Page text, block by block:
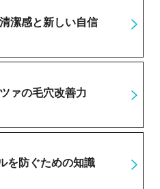
潔感と新しい自信
ァの毛穴改善力
を防ぐための知識